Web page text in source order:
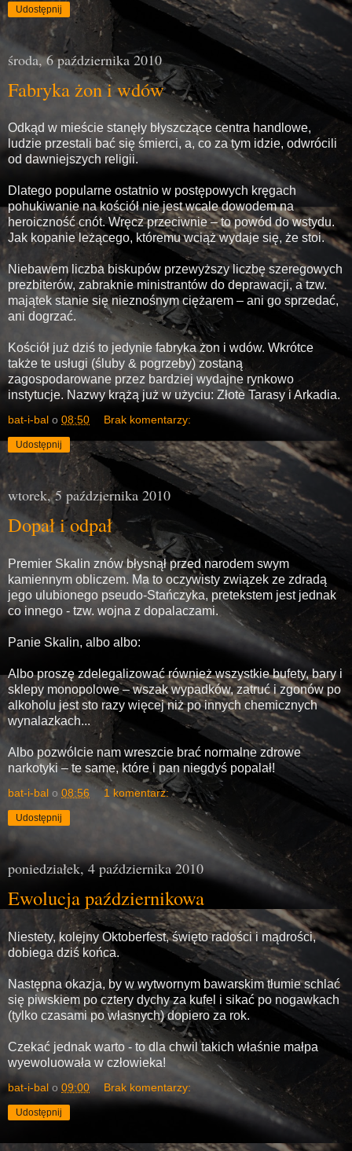
Udostępnij
środa, 6 października 2010
Fabryka żon i wdów
Odkąd w mieście stanęły błyszczące centra handlowe,
ludzie przestali bać się śmierci, a, co za tym idzie, odwrócili
od dawniejszych religii.
Dlatego popularne ostatnio w postępowych kręgach
pohukiwanie na kościół nie jest wcale dowodem na
heroiczność cnót. Wręcz przeciwnie – to powód do wstydu.
Jak kopanie leżącego, któremu wciąż wydaje się, że stoi.
Niebawem liczba biskupów przewyższy liczbę szeregowych
prezbiterów, zabraknie ministrantów do deprawacji, a tzw.
majątek stanie się nieznośnym ciężarem – ani go sprzedać,
ani dogrzać.
Kościół już dziś to jedynie fabryka żon i wdów. Wkrótce
także te usługi (śluby & pogrzeby) zostaną
zagospodarowane przez bardziej wydajne rynkowo
instytucje. Nazwy krążą już w użyciu: Złote Tarasy i Arkadia.
bat-i-bal o 08:50 Brak komentarzy:
Udostępnij
wtorek, 5 października 2010
Dopał i odpał
Premier Skalin znów błysnął przed narodem swym
kamiennym obliczem. Ma to oczywisty związek ze zdradą
jego ulubionego pseudo-Stańczyka, pretekstem jest jednak
co innego - tzw. wojna z dopalaczami.
Panie Skalin, albo albo:
Albo proszę zdelegalizować również wszystkie bufety, bary i
sklepy monopolowe – wszak wypadków, zatruć i zgonów po
alkoholu jest sto razy więcej niż po innych chemicznych
wynalazkach...
Albo pozwólcie nam wreszcie brać normalne zdrowe
narkotyki – te same, które i pan niegdyś popalał!
bat-i-bal o 08:56 1 komentarz:
Udostępnij
poniedziałek, 4 października 2010
Ewolucja październikowa
Niestety, kolejny Oktoberfest, święto radości i mądrości,
dobiega dziś końca.
Następna okazja, by w wytwornym bawarskim tłumie schlać
się piwskiem po cztery dychy za kufel i sikać po nogawkach
(tylko czasami po własnych) dopiero za rok.
Czekać jednak warto - to dla chwil takich właśnie małpa
wyewoluowała w człowieka!
bat-i-bal o 09:00 Brak komentarzy:
Udostępnij